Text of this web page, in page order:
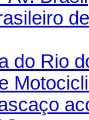
do Rio